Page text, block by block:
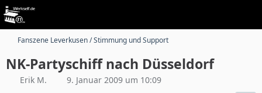
Fanszene Leverkusen / Stimmung und Support
NK-Partyschiff nach Düsseldorf
Erik M. 9. Januar 2009 um 10:09